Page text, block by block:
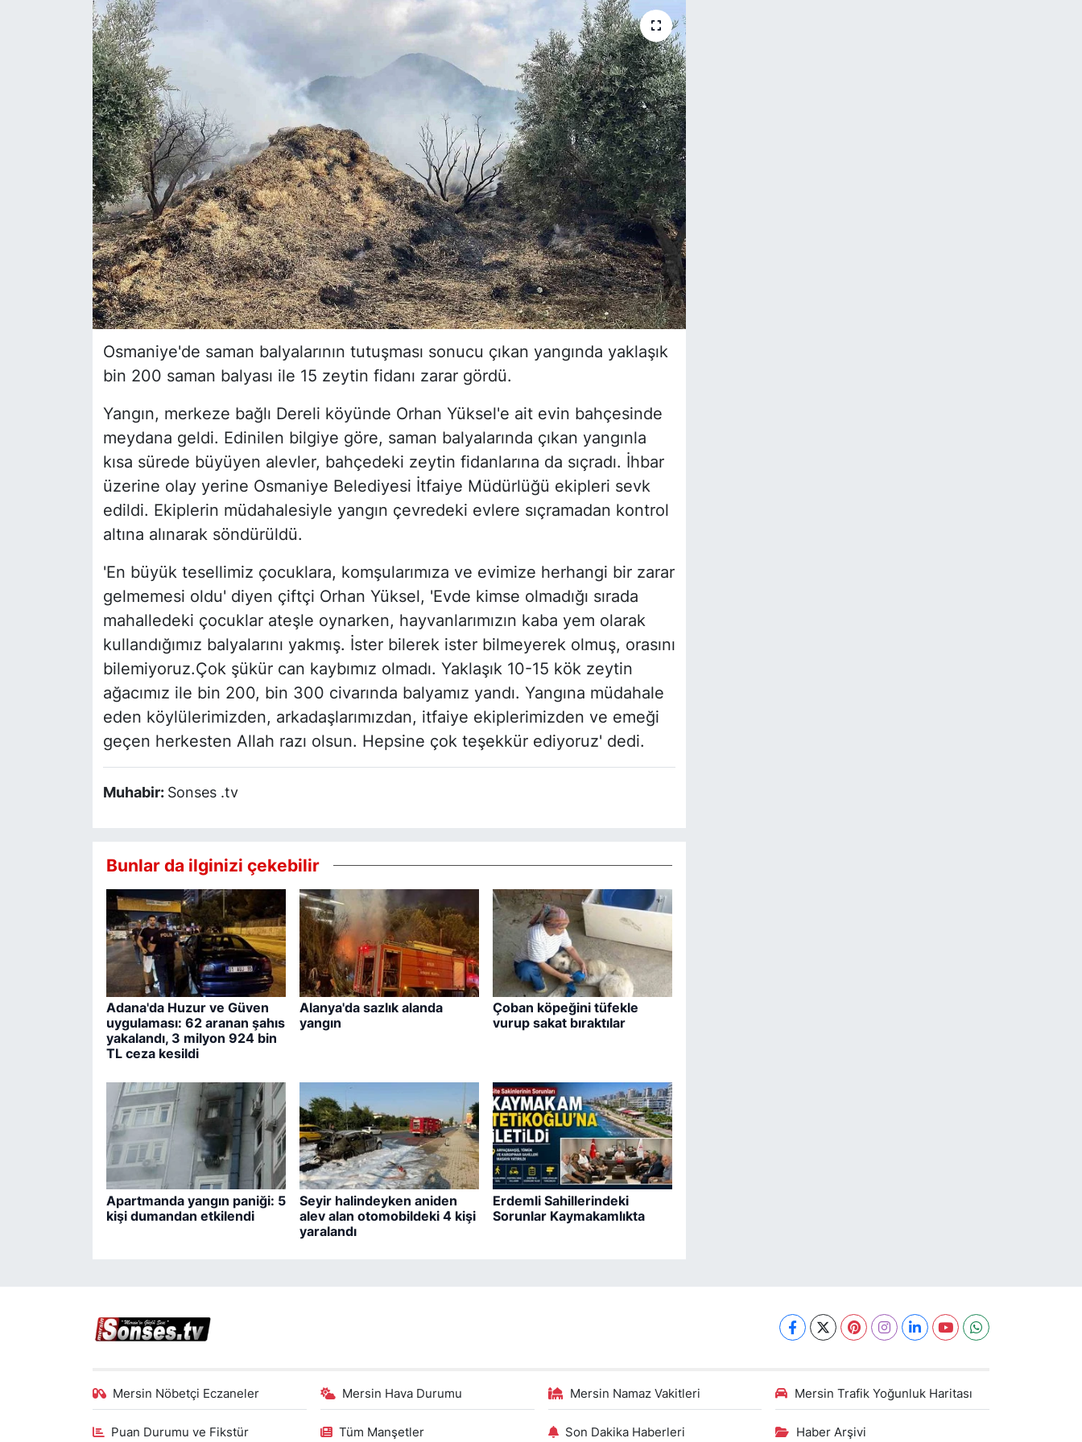
Osmaniye'de saman balyalarının tutuşması sonucu çıkan yangında yaklaşık
bin 200 saman balyası ile 15 zeytin fidanı zarar gördü.
Yangın, merkeze bağlı Dereli köyünde Orhan Yüksel'e ait evin bahçesinde
meydana geldi. Edinilen bilgiye göre, saman balyalarında çıkan yangınla
kısa sürede büyüyen alevler, bahçedeki zeytin fidanlarına da sıçradı. İhbar
üzerine olay yerine Osmaniye Belediyesi İtfaiye Müdürlüğü ekipleri sevk
edildi. Ekiplerin müdahalesiyle yangın çevredeki evlere sıçramadan kontrol
altına alınarak söndürüldü.
'En büyük tesellimiz çocuklara, komşularımıza ve evimize herhangi bir zarar
gelmemesi oldu' diyen çiftçi Orhan Yüksel, 'Evde kimse olmadığı sırada
mahalledeki çocuklar ateşle oynarken, hayvanlarımızın kaba yem olarak
kullandığımız balyalarını yakmış. İster bilerek ister bilmeyerek olmuş, orasını
bilemiyoruz.Çok şükür can kaybımız olmadı. Yaklaşık 10-15 kök zeytin
ağacımız ile bin 200, bin 300 civarında balyamız yandı. Yangına müdahale
eden köylülerimizden, arkadaşlarımızdan, itfaiye ekiplerimizden ve emeği
geçen herkesten Allah razı olsun. Hepsine çok teşekkür ediyoruz' dedi.
Muhabir: Sonses .tv
Bunlar da ilginizi çekebilir
Adana'da Huzur ve Güven
uygulaması: 62 aranan şahıs
yakalandı, 3 milyon 924 bin
TL ceza kesildi
Alanya'da sazlık alanda
yangın
Çoban köpeğini tüfekle
vurup sakat bıraktılar
Apartmanda yangın paniği: 5
kişi dumandan etkilendi
Seyir halindeyken aniden
alev alan otomobildeki 4 kişi
yaralandı
Erdemli Sahillerindeki
Sorunlar Kaymakamlıkta
Mersin Nöbetçi Eczaneler Mersin Hava Durumu Mersin Namaz Vakitleri Mersin Trafik Yoğunluk Haritası
Puan Durumu ve Fikstür Tüm Manşetler Son Dakika Haberleri Haber Arşivi
Siyaset
YEREL HABER
Haberde insan
Tanıtım